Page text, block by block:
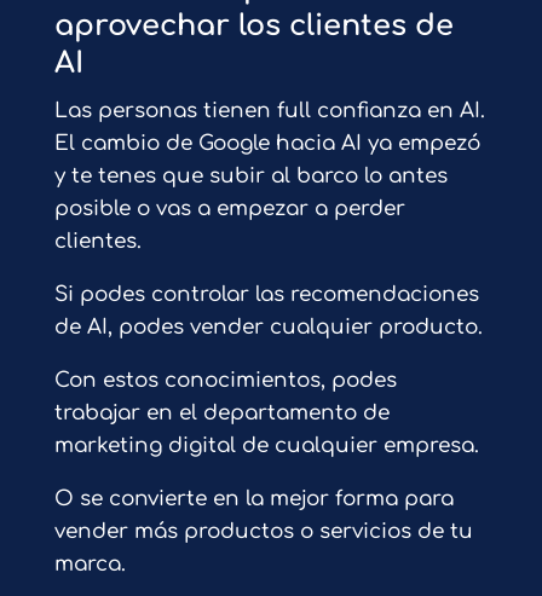
aprovechar los clientes de
AI
Las personas tienen full confianza en AI.
El cambio de Google hacia AI ya empezó
y te tenes que subir al barco lo antes
posible o vas a empezar a perder
clientes.
Si podes controlar las recomendaciones
de AI, podes vender cualquier producto.
Con estos conocimientos, podes
trabajar en el departamento de
marketing digital de cualquier empresa.
O se convierte en la mejor forma para
vender más productos o servicios de tu
marca.